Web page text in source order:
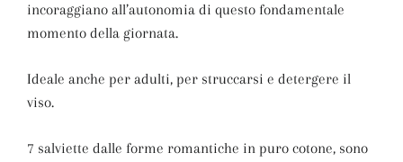
incoraggiano all’autonomia di questo fondamentale
momento della giornata.
Ideale anche per adulti, per struccarsi e detergere il
viso.
7 salviette dalle forme romantiche in puro cotone, sono